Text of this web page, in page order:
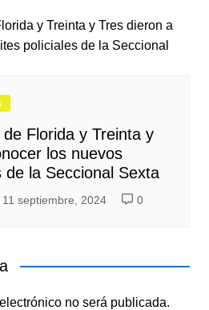
Florida y Treinta y
los nuevos
de la Seccional Sexta
11 septiembre, 2024 0
no será publicada.